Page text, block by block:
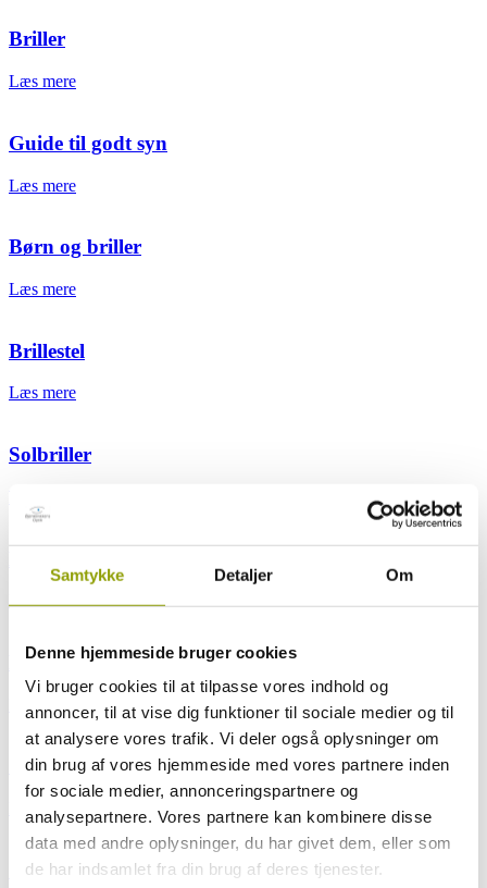
Samtykke Detaljer Om
Denne hjemmeside bruger cookies
Vi bruger cookies til at tilpasse vores indhold og
annoncer, til at vise dig funktioner til sociale medier og til
at analysere vores trafik. Vi deler også oplysninger om
din brug af vores hjemmeside med vores partnere inden
for sociale medier, annonceringspartnere og
analysepartnere. Vores partnere kan kombinere disse
data med andre oplysninger, du har givet dem, eller som
de har indsamlet fra din brug af deres tjenester.
Briller
Læs mere
Guide til godt syn
Læs mere
Børn og briller
Læs mere
Brillestel
Læs mere
Solbriller
Læs mere
Kontaktlinser og briller
Synet gennem livet
Læs mere
Opskrifter – Dæk op til et godt syn